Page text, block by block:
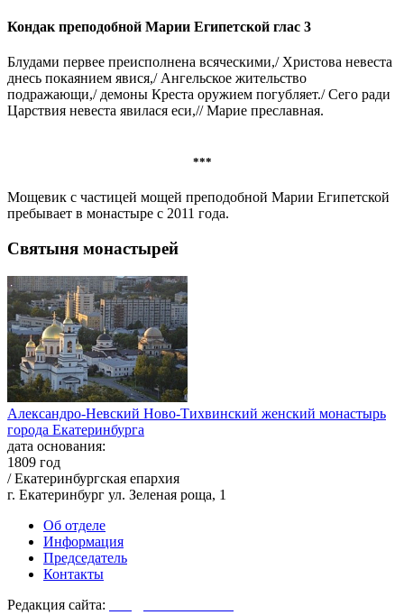
Кондак преподобной Марии Египетской глас 3
Блудами первее преисполнена всяческими,/ Христова невеста
днесь покаянием явися,/ Ангельское жительство
подражающи,/ демоны Креста оружием погубляет./ Сего ради
Царствия невеста явилася еси,// Марие преславная.
***
Мощевик с частицей мощей преподобной Марии Египетской
пребывает в монастыре с 2011 года.
Святыня монастырей
Александро-Невский Ново-Тихвинский женский монастырь
города Екатеринбурга
дата основания:
1809 год
/ Екатеринбургская епархия
г. Екатеринбург ул. Зеленая роща, 1
Об отделе
Информация
Председатель
Контакты
Редакция сайта: